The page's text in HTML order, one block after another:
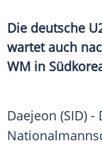
Die deutsche
wartet auch
WM in
Daejeon (SID)